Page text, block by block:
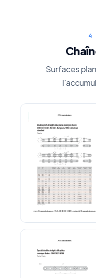
4
Surfaces
plaque droite